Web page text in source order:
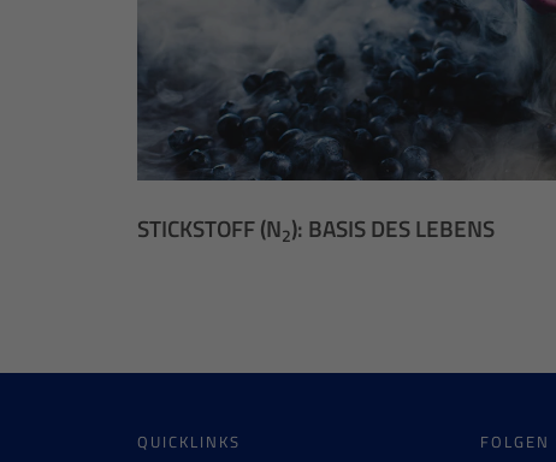
STICKSTOFF (N2): BASIS DES LEBENS
QUICKLINKS